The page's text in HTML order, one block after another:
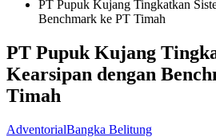
PT Pupuk Kujang Tingkatkan
Benchmark ke PT Timah
PT Pupuk Kujang
Kearsipan dengan
Timah
AdventorialBangka Belitung